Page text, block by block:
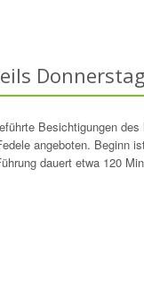
Besichtigungen
angeboten. Beginn
dauert etwa 120